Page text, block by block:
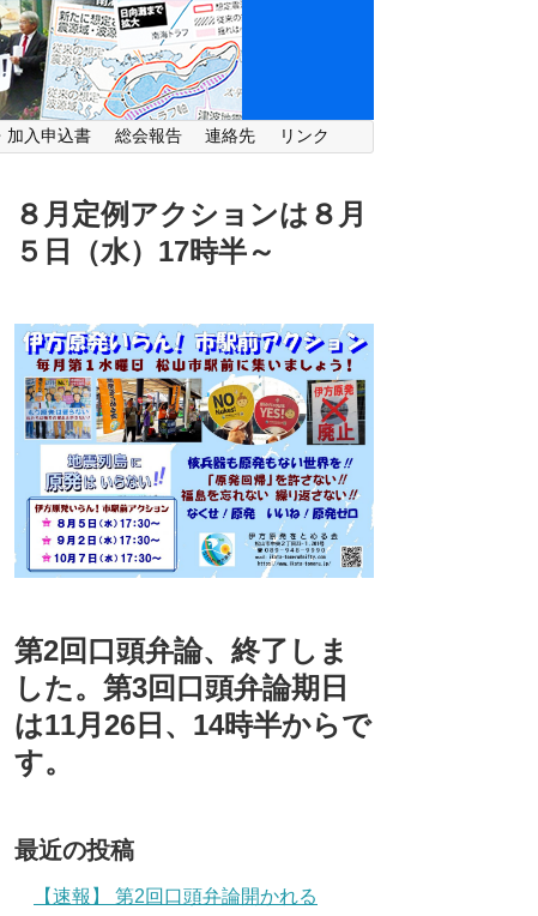
加入申込書 総会報告 連絡先 リンク
８月定例アクションは８月
５日（水） 17時半～
第2回口頭弁論、終了しま
した。第3回口頭弁論期日
は11月26日、14時半からで
す。
最近の投稿
【速報】 第2回口頭弁論開かれる